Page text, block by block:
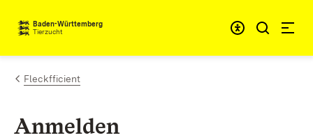
Zum Inhalt springen
Baden-Württemberg
Tierzucht
Fleckfficient
Anmelden